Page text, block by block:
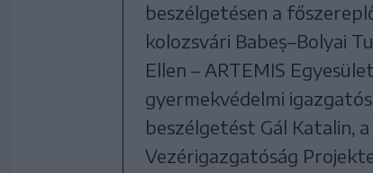
beszélgetésen a
kolozsvári Babeș–Bolyai
Ellen – ARTEMIS
gyermekvédelmi
beszélgetést Gál Katalin,
Vezérigazgatóság